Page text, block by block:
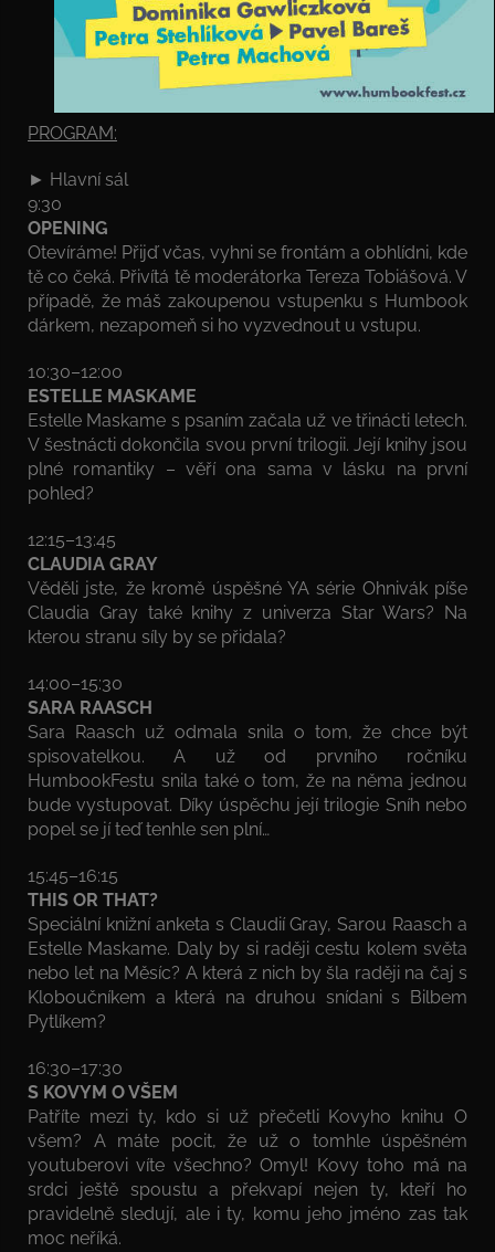
PROGRAM:
► Hlavní sál
9:30
OPENING
Otevíráme! Přijď včas, vyhni se frontám a obhlídni, kde
tě co čeká. Přivítá tě moderátorka Tereza Tobiášová. V
případě, že máš zakoupenou vstupenku s Humbook
dárkem, nezapomeň si ho vyzvednout u vstupu.
10:30–12:00
ESTELLE MASKAME
Estelle Maskame s psaním začala už ve třinácti letech.
V šestnácti dokončila svou první trilogii. Její knihy jsou
plné romantiky – věří ona sama v lásku na první
pohled?
12:15–13:45
CLAUDIA GRAY
Věděli jste, že kromě úspěšné YA série Ohnivák píše
Claudia Gray také knihy z univerza Star Wars? Na
kterou stranu síly by se přidala?
14:00–15:30
SARA RAASCH
Sara Raasch už odmala snila o tom, že chce být
spisovatelkou. A už od prvního ročníku
HumbookFestu snila také o tom, že na něma jednou
bude vystupovat. Díky úspěchu její trilogie Sníh nebo
popel se jí teď tenhle sen plní…
15:45–16:15
THIS OR THAT?
Speciální knižní anketa s Claudií Gray, Sarou Raasch a
Estelle Maskame. Daly by si raději cestu kolem světa
nebo let na Měsíc? A která z nich by šla raději na čaj s
Kloboučníkem a která na druhou snídani s Bilbem
Pytlíkem?
16:30–17:30
S KOVYM O VŠEM
Patříte mezi ty, kdo si už přečetli Kovyho knihu O
všem? A máte pocit, že už o tomhle úspěšném
youtuberovi víte všechno? Omyl! Kovy toho má na
srdci ještě spoustu a překvapí nejen ty, kteří ho
pravidelně sledují, ale i ty, komu jeho jméno zas tak
moc neříká.